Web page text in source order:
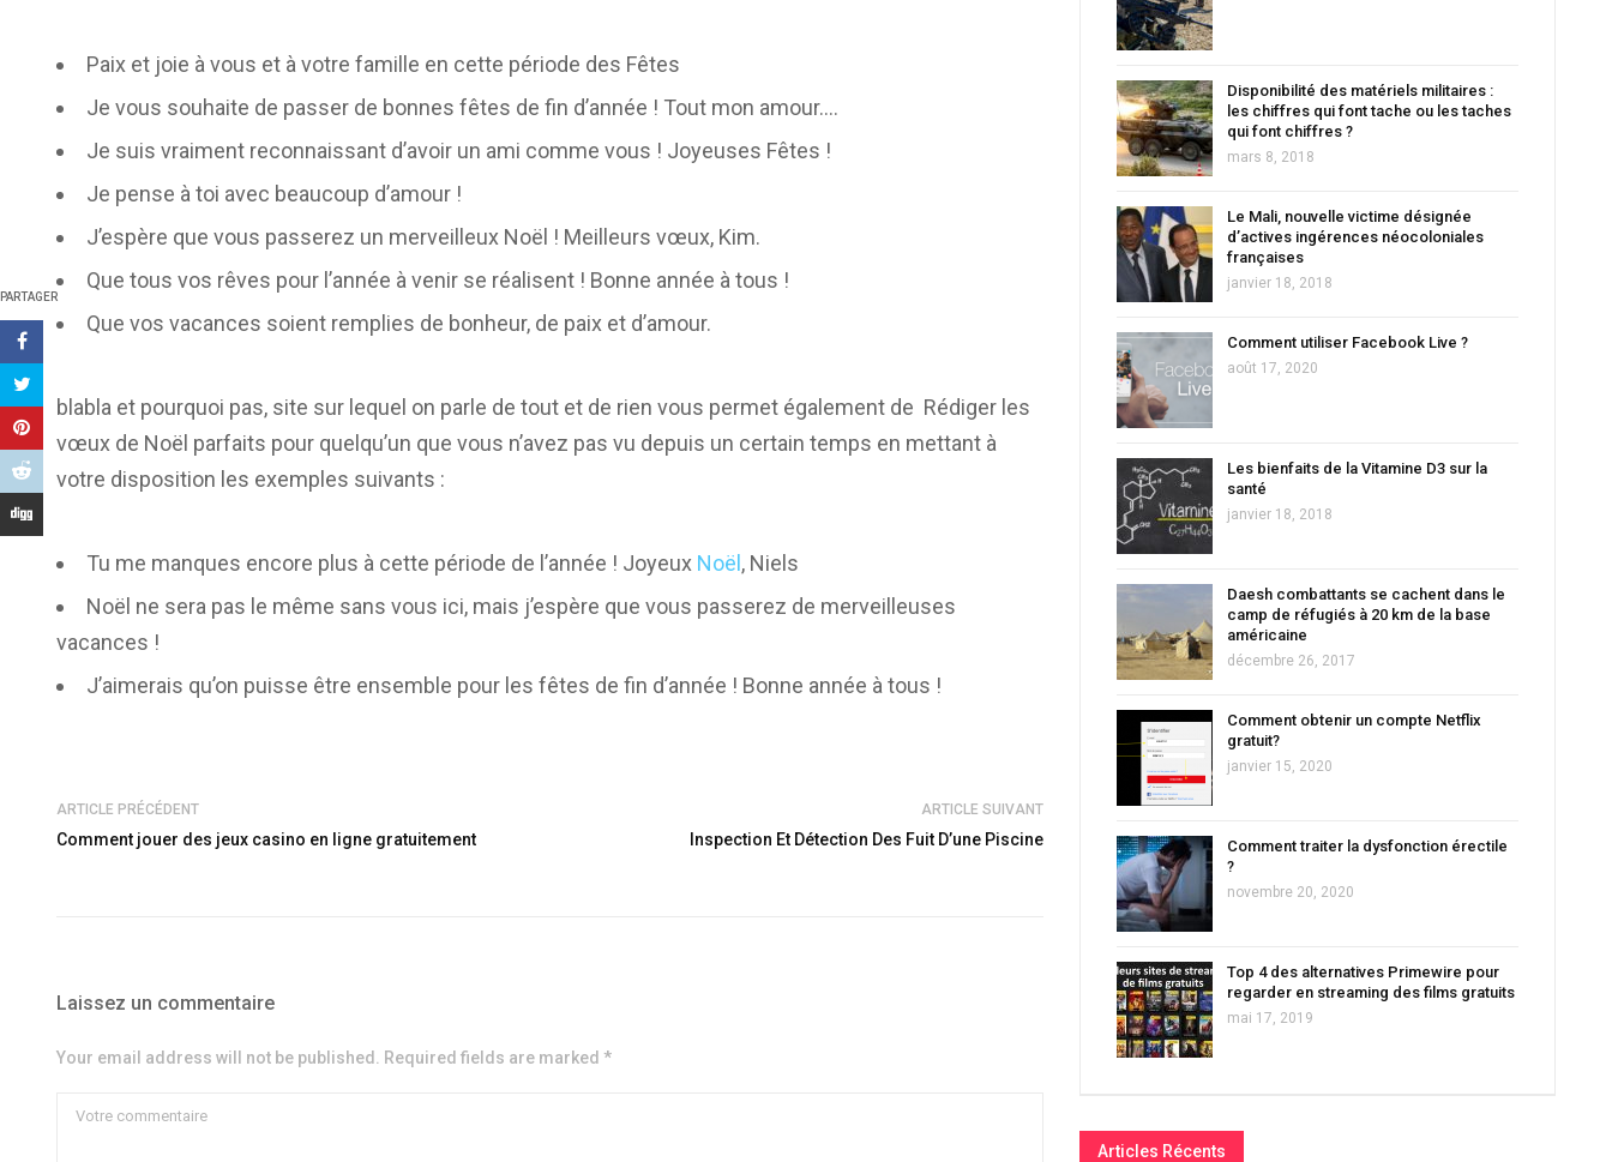
PARTAGER
Paix et joie à vous et à votre famille en cette période des Fêtes
Je vous souhaite de passer de bonnes fêtes de fin d’année ! Tout mon amour….
Je suis vraiment reconnaissant d’avoir un ami comme vous ! Joyeuses Fêtes !
Je pense à toi avec beaucoup d’amour !
J’espère que vous passerez un merveilleux Noël ! Meilleurs vœux, Kim.
Que tous vos rêves pour l’année à venir se réalisent ! Bonne année à tous !
Que vos vacances soient remplies de bonheur, de paix et d’amour.
blabla et pourquoi pas, site sur lequel on parle de tout et de rien vous permet également de Rédiger les
vœux de Noël parfaits pour quelqu’un que vous n’avez pas vu depuis un certain temps en mettant à
votre disposition les exemples suivants :
Tu me manques encore plus à cette période de l’année ! Joyeux Noël , Niels
Noël ne sera pas le même sans vous ici, mais j’espère que vous passerez de merveilleuses
vacances !
J’aimerais qu’on puisse être ensemble pour les fêtes de fin d’année ! Bonne année à tous !
ARTICLE PRÉCÉDENT
Comment jouer des jeux casino en ligne gratuitement
ARTICLE SUIVANT
Inspection Et Détection Des Fuit D’une Piscine
Laissez un commentaire
Your email address will not be published. Required fields are marked *
Disponibilité des matériels militaires :
les chiffres qui font tache ou les taches
qui font chiffres ?
mars 8, 2018
Le Mali, nouvelle victime désignée
d’actives ingérences néocoloniales
françaises
janvier 18, 2018
Comment utiliser Facebook Live ?
août 17, 2020
Les bienfaits de la Vitamine D3 sur la
santé
janvier 18, 2018
Daesh combattants se cachent dans le
camp de réfugiés à 20 km de la base
américaine
décembre 26, 2017
Comment obtenir un compte Netflix
gratuit?
janvier 15, 2020
Comment traiter la dysfonction érectile
?
novembre 20, 2020
Top 4 des alternatives Primewire pour
regarder en streaming des films gratuits
mai 17, 2019
Articles Récents